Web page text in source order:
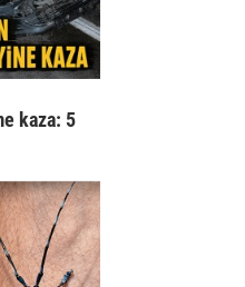
kaza: 5